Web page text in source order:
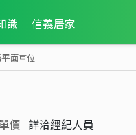
識 信義居家
面車位
價 詳洽經紀人員